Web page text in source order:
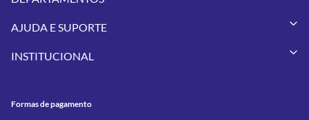
Vestuários
Pneus
Utilidades
AJUDA E SUPORTE
Meus Pedidos
INSTITUCIONAL
Contato
Formas de pagamento